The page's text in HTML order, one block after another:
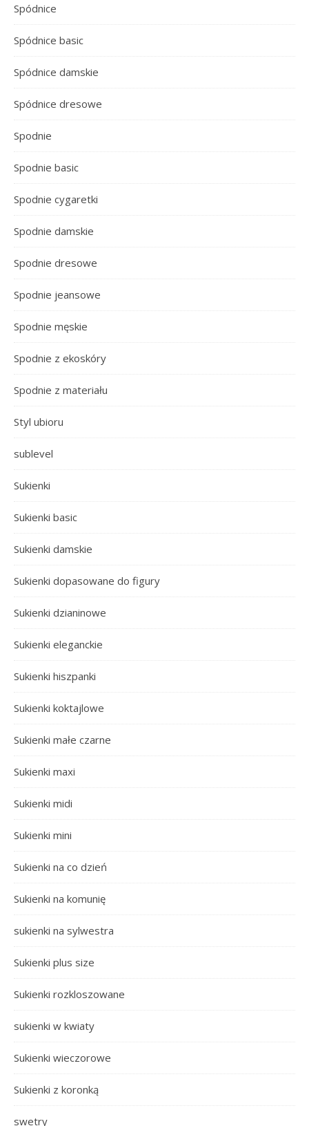
Spódnice
Spódnice basic
Spódnice damskie
Spódnice dresowe
Spodnie
Spodnie basic
Spodnie cygaretki
Spodnie damskie
Spodnie dresowe
Spodnie jeansowe
Spodnie męskie
Spodnie z ekoskóry
Spodnie z materiału
Styl ubioru
sublevel
Sukienki
Sukienki basic
Sukienki damskie
Sukienki dopasowane do figury
Sukienki dzianinowe
Sukienki eleganckie
Sukienki hiszpanki
Sukienki koktajlowe
Sukienki małe czarne
Sukienki maxi
Sukienki midi
Sukienki mini
Sukienki na co dzień
Sukienki na komunię
sukienki na sylwestra
Sukienki plus size
Sukienki rozkloszowane
sukienki w kwiaty
Sukienki wieczorowe
Sukienki z koronką
swetry